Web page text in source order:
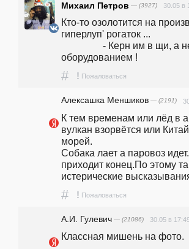
Михаил Петров — (3927) 30.05 в
Кто-то озолотится на
гиперлуп' рогаток ...
оборудованием !
# ! Пожаловаться
Алексашка Меншиков — (2191)
К тем временам или лёд в
вулкан взорвётся или
морей.
Собака лает а паровоз
приходит конец.По этому
истерические
# ! Пожаловаться
А.И. Гулевич — (21086) 30.05 в
Классная мишень на фото.